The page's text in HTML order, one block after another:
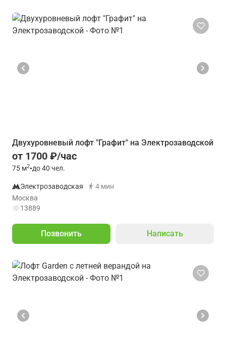
Двухуровневый лофт "Графит" на Электрозаводской
от 1700 ₽/час
75 м2•до 40 чел.
Электрозаводская
4 мин
Москва
13889
Позвонить Написать